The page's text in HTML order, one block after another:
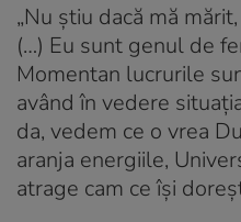
„Nu știu dacă mă
(…) Eu sunt genul de
Momentan lucrurile
având în vedere
da, vedem ce o vrea
aranja energiile,
atrage cam ce își